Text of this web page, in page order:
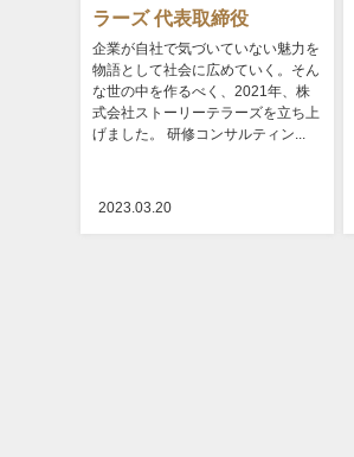
ラーズ 代表取締役
企業が自社で気づいていない魅力を
物語として社会に広めていく。そん
な世の中を作るべく、2021年、株
式会社ストーリーテラーズを立ち上
げました。 研修コンサルティン...
2023.03.20